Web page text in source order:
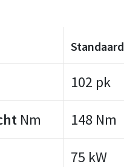
Standaard
102 pk
Nm 148 Nm
75 kW